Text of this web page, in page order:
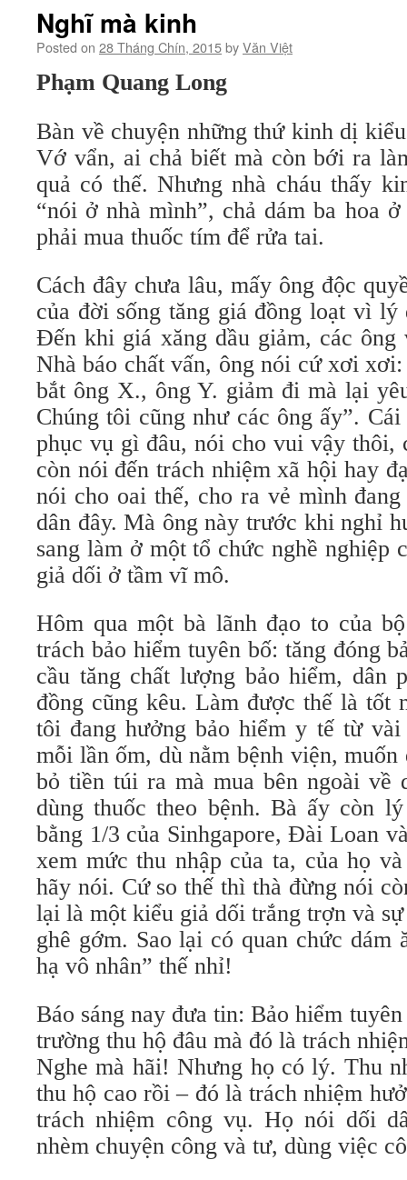
Nghĩ mà kinh
Posted on 28 Tháng Chín, 2015byVăn Việt
Phạm Quang Long
Bàn về chuyện những thứ kinh dị
Vớ vẩn, ai chả biết mà còn bới ra
quả có thế. Nhưng nhà cháu thấy
“nói ở nhà mình”, chả dám ba hoa
phải mua thuốc tím để rửa tai.
Cách đây chưa lâu, mấy ông độc
của đời sống tăng giá đồng loạt vì lý
Đến khi giá xăng dầu giảm, các ông
Nhà báo chất vấn, ông nói cứ xơi
bắt ông X., ông Y. giảm đi mà lại
Chúng tôi cũng như các ông ấy”.
phục vụ gì đâu, nói cho vui vậy
còn nói đến trách nhiệm xã hội hay
nói cho oai thế, cho ra vẻ mình
dân đây. Mà ông này trước khi nghỉ
sang làm ở một tổ chức nghề nghiệp
giả dối ở tầm vĩ mô.
Hôm qua một bà lãnh đạo to của
trách bảo hiểm tuyên bố: tăng đóng
cầu tăng chất lượng bảo hiểm, dân
đồng cũng kêu. Làm được thế là tốt
tôi đang hưởng bảo hiểm y tế từ vài
mỗi lần ốm, dù nằm bệnh viện,
bỏ tiền túi ra mà mua bên ngoài về
dùng thuốc theo bệnh. Bà ấy còn
bằng 1/3 của Sinhgapore, Đài Loan
xem mức thu nhập của ta, của họ
hãy nói. Cứ so thế thì thà đừng nói
lại là một kiểu giả dối trắng trợn và
ghê gớm. Sao lại có quan chức dám
hạ vô nhân” thế nhỉ!
Báo sáng nay đưa tin: Bảo hiểm
trường thu hộ đâu mà đó là trách
Nghe mà hãi! Nhưng họ có lý. Thu
thu hộ cao rồi – đó là trách nhiệm
trách nhiệm công vụ. Họ nói dối
nhèm chuyện công và tư, dùng việc